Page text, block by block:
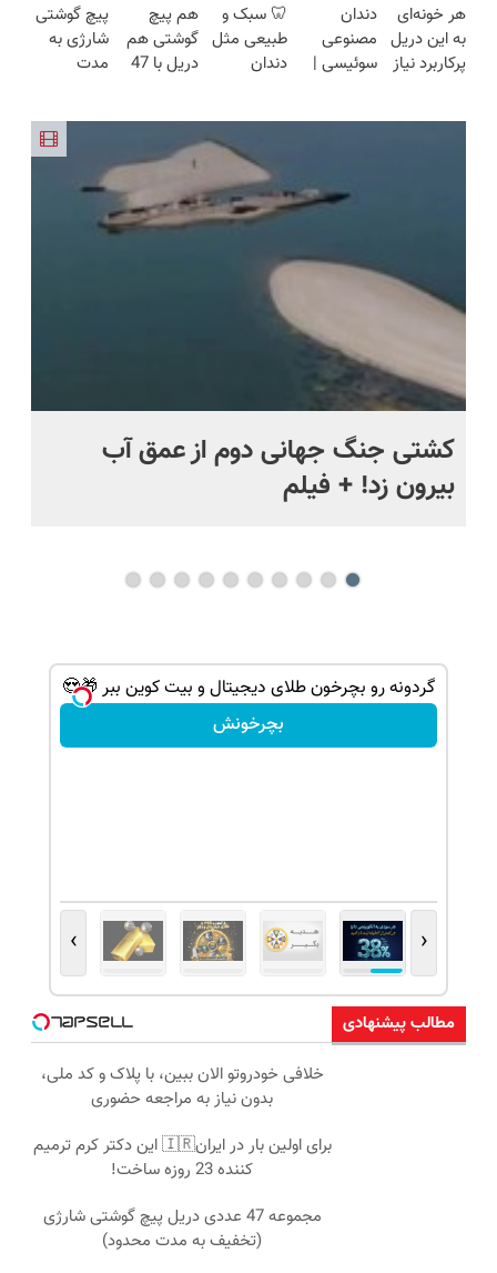
(تخفیف به
مدت
محدود)
فناوری
اروپا، سبک
و مقاوم |
قسطی
هوشمند ⚙️
(نصف
قیمت بازار
😉 (پرداخت
درب
منزل+گارانتی
ساخت!!!
هر خونه‌ای
به این دریل
پرکاربرد نیاز
دندان
مصنوعی
سوئیسی |
رایگان+پرداخت
اقساطی😍
🦷 سبک و
طبیعی مثل
دندان
اقساطی 💳
📍 تهران
هم پیچ
گوشتی هم
دریل با 47
تخفیف داره
بخرش!🔥
پیچ گوشتی
شارژی به
مدت
همین الان
سفارش بده
کشتی‌ جنگ جهانی دوم از عمق آب
بیرون زد! + فیلم
گردونه رو بچرخون طلای دیجیتال و بیت کوین ببر 🎁😍
بچرخونش
‹
›
مطالب پیشنهادی
خلافی خودروتو الان ببین، با پلاک و کد ملی،
بدون نیاز به مراجعه حضوری
برای اولین بار در ایران🇮🇷 این دکتر کرم ترمیم
کننده 23 روزه ساخت!
مجموعه 47 عددی دریل پیچ گوشتی شارژی
(تخفیف به مدت محدود)